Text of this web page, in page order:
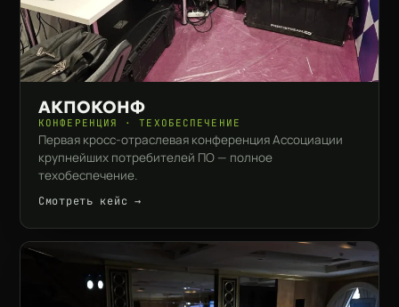
АКПОКОНФ
КОНФЕРЕНЦИЯ · ТЕХОБЕСПЕЧЕНИЕ
Первая кросс-отраслевая конференция Ассоциации
крупнейших потребителей ПО — полное
техобеспечение.
Смотреть кейс →